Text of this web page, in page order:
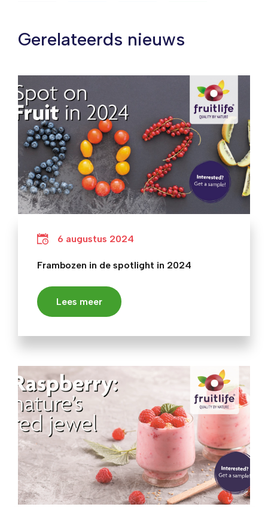
Gerelateerds nieuws
6 augustus 2024
Frambozen in de spotlight in 2024
Lees meer